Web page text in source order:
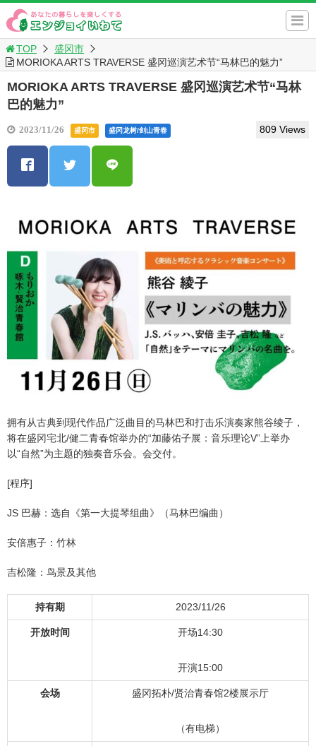
TOP
盛冈市
MORIOKA ARTS TRAVERSE 盛冈巡演艺术节“马林巴的魅力”
MORIOKA ARTS TRAVERSE 盛冈巡演艺术节“马林
巴的魅力”
2023/11/26 盛冈市 盛冈龙树/剑山青春 809 Views
拥有从古典到现代作品广泛曲目的马林巴和打击乐演奏家熊谷绫子，
将在盛冈宅北/健二青春馆举办的“加藤佑子展：音乐理论V”上举办
以“自然”为主题的独奏音乐会。会交付。
[程序]
JS 巴赫：选自《第一大提琴组曲》（马林巴编曲）
安倍惠子：竹林
吉松隆：鸟景及其他
持有期 2023/11/26
开放时间 开场14:30
开演15:00
会场 盛冈拓朴/贤治青春馆2楼展示厅
（有电梯）